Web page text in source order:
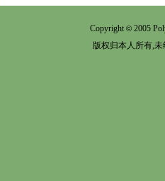
Copyright© 2005
版权归本人所有,